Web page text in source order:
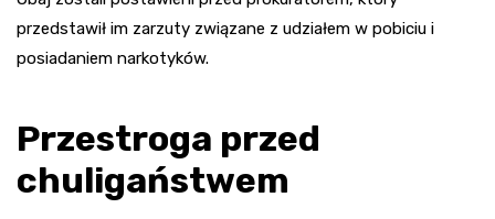
przedstawił im zarzuty związane z udziałem w pobiciu i
posiadaniem narkotyków.
Przestroga przed
chuligaństwem